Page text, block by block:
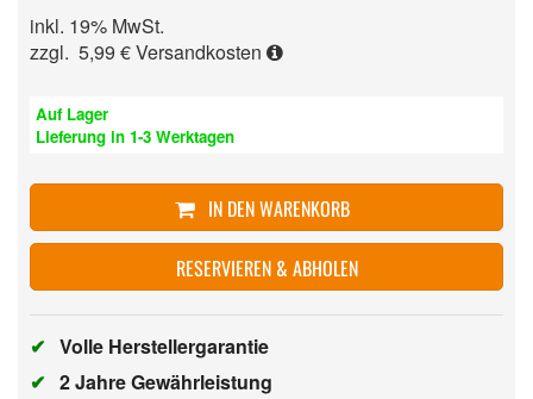
inkl. 19% MwSt.
zzgl. 5,99 €Versandkosten
Auf Lager
Lieferung in 1-3 Werktagen
IN DEN WARENKORB
RESERVIEREN & ABHOLEN
✔ Volle Herstellergarantie
✔ 2 Jahre Gewährleistung